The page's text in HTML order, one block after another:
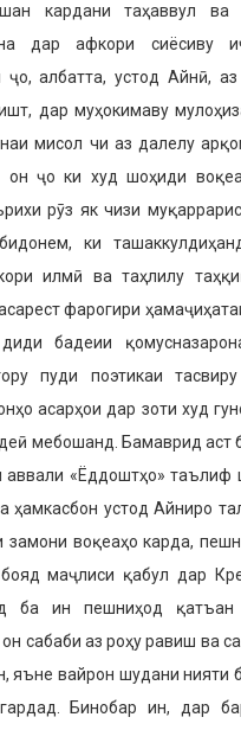
кардани таҳаввул ва
дар афкори сиёсиву
ҷо, албатта, устод Айнӣ,
дар муҳокимаву
мисол чи аз далелу
он ҷо ки худ шоҳиди
рӯз як чизи
ки
илмӣ ва таҳлилу
фарогири
бадеии
пуди поэтикаи
асарҳои дар зоти худ
мебошанд. Бамаврид аст
аввали «Ёддоштҳо» таълиф
ҳамкасбон устод Айниро
замони воқеаҳо карда,
маҷлиси қабул дар
ба ин пешниҳод
сабаби аз роҳу равиш ва
яъне вайрон шудани нияти
Бинобар ин, дар